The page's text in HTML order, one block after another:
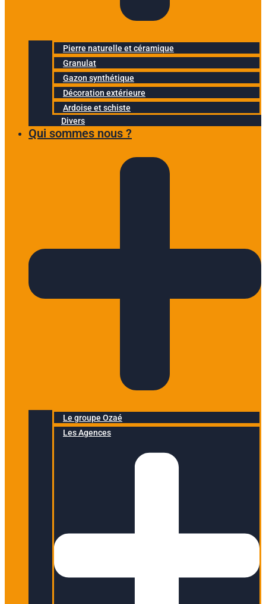
Pierre naturelle et céramique
Granulat
Gazon synthétique
Décoration extérieure
Ardoise et schiste
Divers
Qui sommes nous ?
Le groupe Ozaé
Les Agences